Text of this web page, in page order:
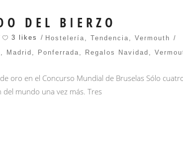
DEL BIERZO
3 likes Hostelería Tendencia
Vermouth
Madrid Ponferrada Regalos Navidad
oro en el Concurso Mundial de Bruselas Sólo
mundo una vez más. Tres